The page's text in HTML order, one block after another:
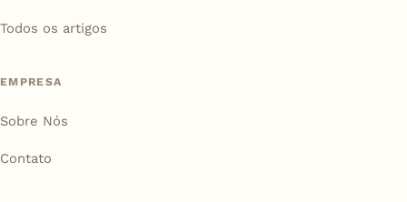
Todos os artigos
EMPRESA
Sobre Nós
Contato